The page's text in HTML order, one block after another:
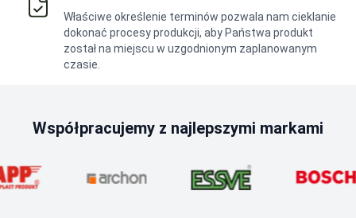
Właściwe określenie terminów pozwala nam cieklanie
dokonać procesy produkcji, aby Państwa produkt
został na miejscu w uzgodnionym zaplanowanym
czasie.
Współpracujemy z najlepszymi markami